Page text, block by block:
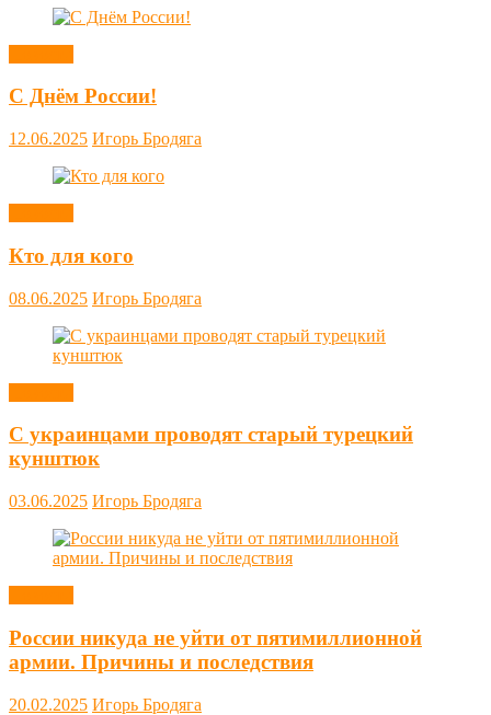
С Днём России!
12.06.2025 Игорь Бродяга
Кто для кого
08.06.2025 Игорь Бродяга
С украинцами проводят старый турецкий
кунштюк
03.06.2025 Игорь Бродяга
России никуда не уйти от пятимиллионной
армии. Причины и последствия
20.02.2025 Игорь Бродяга